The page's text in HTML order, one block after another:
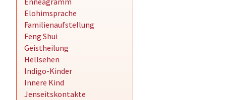
Elohimsprache
Familienaufstellung
Feng Shui
Geistheilung
Hellsehen
Indigo-Kinder
Innere Kind
Jenseitskontakte